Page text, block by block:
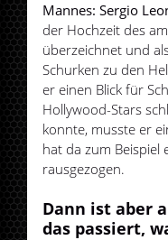
Mannes: Sergio
der Hochzeit des
überzeichnet und
Schurken zu den
er einen Blick für
Hollywood-Stars
konnte, musste er
hat da zum Beispiel
rausgezogen.
Dann ist aber
das passiert,